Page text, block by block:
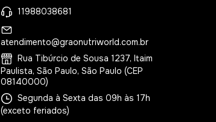
11988038681
atendimento@graonutriworld.com.br
Rua Tibúrcio de Sousa 1237, Itaim
Paulista, São Paulo, São Paulo (CEP
08140000)
Segunda à Sexta das 09h às 17h
(exceto feriados)